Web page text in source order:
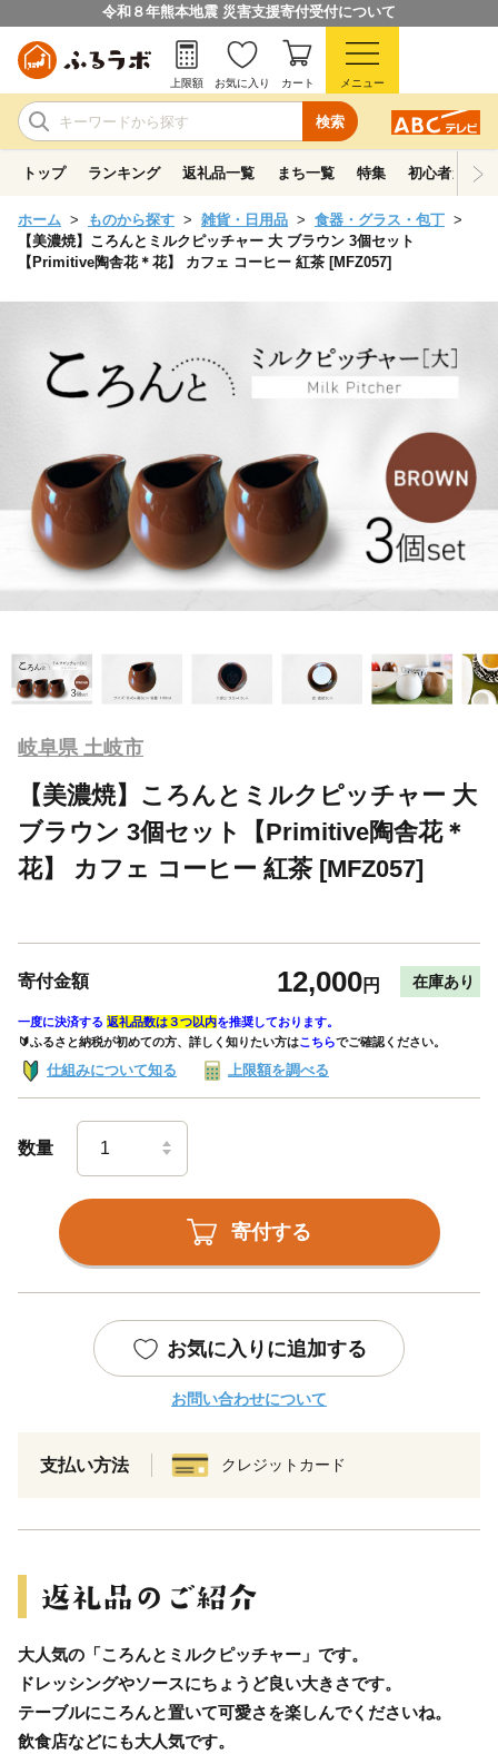
令和８年熊本地震 災害支援寄付受付について
検索
上限額 お気に入り カート メニュー
トップ ランキング 返礼品一覧 まち一覧 特集 初心者ガイド
ホーム ものから探す 雑貨・日用品
食器・グラス・包丁
【美濃焼】ころんとミルクピッチャー 大 ブラウン 3個セット
【Primitive陶舎花＊花】 カフェ コーヒー 紅茶 [MFZ057]
岐阜県 土岐市
【美濃焼】ころんとミルクピッチャー 大
ブラウン 3個セット【Primitive陶舎花＊
花】 カフェ コーヒー 紅茶 [MFZ057]
寄付金額 12,000円 在庫あり
一度に決済する 返礼品数は３つ以内を推奨しております。
🔰ふるさと納税が初めての方、詳しく知りたい方はこちらでご確認ください。
仕組みについて知る 上限額を調べる
数量
寄付する
お気に入りに追加する
お問い合わせについて
支払い方法 クレジットカード
大人気の「ころんとミルクピッチャー」です。
ドレッシングやソースにちょうど良い大きさです。
テーブルにころんと置いて可愛さを楽しんでくださいね。
飲食店などにも大人気です。